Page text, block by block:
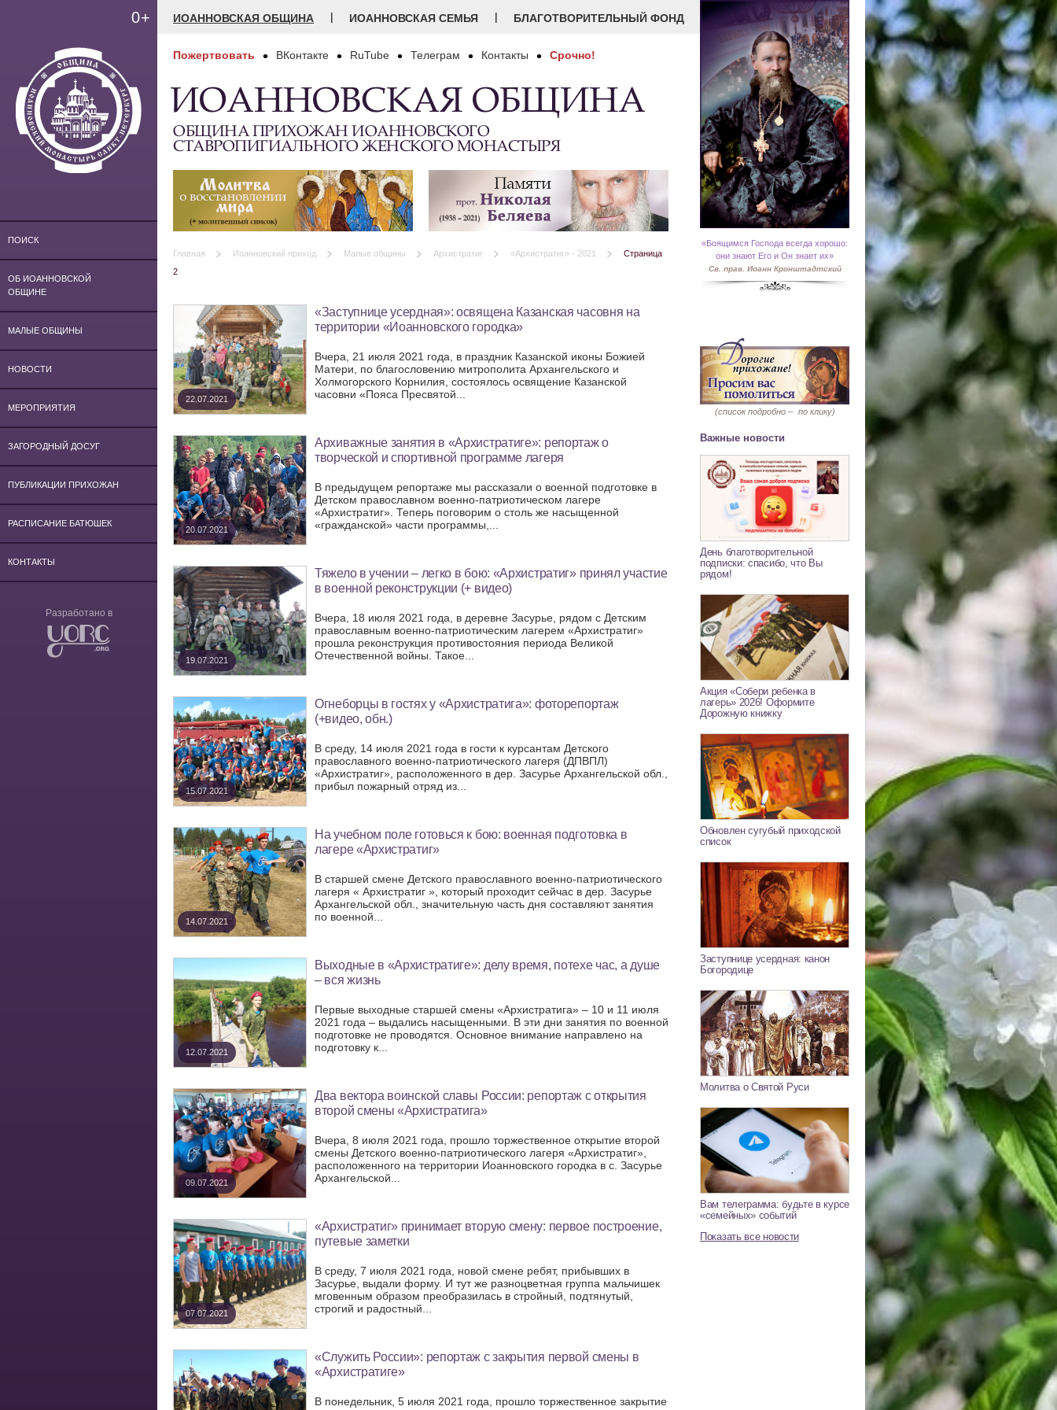
0+
ПОИСК
ОБ ИОАННОВСКОЙ
ОБЩИНЕ
МАЛЫЕ ОБЩИНЫ
НОВОСТИ
МЕРОПРИЯТИЯ
ЗАГОРОДНЫЙ ДОСУГ
ПУБЛИКАЦИИ ПРИХОЖАН
РАСПИСАНИЕ БАТЮШЕК
КОНТАКТЫ
Разработано в
ИОАННОВСКАЯ ОБЩИНА | ИОАННОВСКАЯ СЕМЬЯ | БЛАГОТВОРИТЕЛЬНЫЙ ФОНД
Пожертвовать ВКонтакте RuTube Телеграм Контакты Срочно!
ИОАННОВСКАЯ ОБЩИНА
ОБЩИНА ПРИХОЖАН ИОАННОВСКОГО
СТАВРОПИГИАЛЬНОГО ЖЕНСКОГО МОНАСТЫРЯ
Главная Иоанновский приход Малые общины Архистратиг «Архистратиг» - 2021
Страница
2
22.07.2021
«Заступнице усердная»: освящена Казанская часовня на
территории «Иоанновского городка»
Вчера, 21 июля 2021 года, в праздник Казанской иконы Божией
Матери, по благословению митрополита Архангельского и
Холмогорского Корнилия, состоялось освящение Казанской
часовни «Пояса Пресвятой...
20.07.2021
Архиважные занятия в «Архистратиге»: репортаж о
творческой и спортивной программе лагеря
В предыдущем репортаже мы рассказали о военной подготовке в
Детском православном военно-патриотическом лагере
«Архистратиг». Теперь поговорим о столь же насыщенной
«гражданской» части программы,...
19.07.2021
Тяжело в учении – легко в бою: «Архистратиг» принял участие
в военной реконструкции (+ видео)
Вчера, 18 июля 2021 года, в деревне Засурье, рядом с Детским
православным военно-патриотическим лагерем «Архистратиг»
прошла реконструкция противостояния периода Великой
Отечественной войны. Такое...
15.07.2021
Огнеборцы в гостях у «Архистратига»: фоторепортаж
(+видео, обн.)
В среду, 14 июля 2021 года в гости к курсантам Детского
православного военно-патриотического лагеря (ДПВПЛ)
«Архистратиг», расположенного в дер. Засурье Архангельской обл.,
прибыл пожарный отряд из...
14.07.2021
На учебном поле готовься к бою: военная подготовка в
лагере «Архистратиг»
В старшей смене Детского православного военно-патриотического
лагеря « Архистратиг », который проходит сейчас в дер. Засурье
Архангельской обл., значительную часть дня составляют занятия
по военной...
12.07.2021
Выходные в «Архистратиге»: делу время, потехе час, а душе
– вся жизнь
Первые выходные старшей смены «Архистратига» – 10 и 11 июля
2021 года – выдались насыщенными. В эти дни занятия по военной
подготовке не проводятся. Основное внимание направлено на
подготовку к...
09.07.2021
Два вектора воинской славы России: репортаж с открытия
второй смены «Архистратига»
Вчера, 8 июля 2021 года, прошло торжественное открытие второй
смены Детского военно-патриотического лагеря «Архистратиг»,
расположенного на территории Иоанновского городка в с. Засурье
Архангельской...
07.07.2021
«Архистратиг» принимает вторую смену: первое построение,
путевые заметки
В среду, 7 июля 2021 года, новой смене ребят, прибывших в
Засурье, выдали форму. И тут же разноцветная группа мальчишек
мговенным образом преобразилась в стройный, подтянутый,
строгий и радостный...
«Служить России»: репортаж с закрытия первой смены в
«Архистратиге»
В понедельник, 5 июля 2021 года, прошло торжественное закрытие
«Боящимся Господа всегда хорошо:
они знают Его и Он знает их»
Св. прав. Иоанн Кронштадтский
(список подробно – по клику)
Важные новости
День благотворительной
подписки: спасибо, что Вы
рядом!
Акция «Собери ребенка в
лагерь» 2026! Оформите
Дорожную книжку
Обновлен сугубый приходской
список
Заступнице усердная: канон
Богородице
Молитва о Святой Руси
Вам телеграмма: будьте в курсе
«семейных» событий
Показать все новости